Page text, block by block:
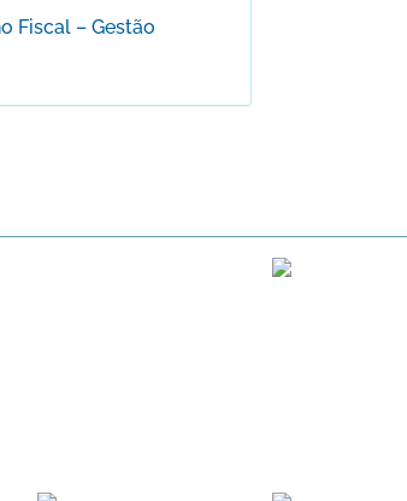
Fiscal – Gestão